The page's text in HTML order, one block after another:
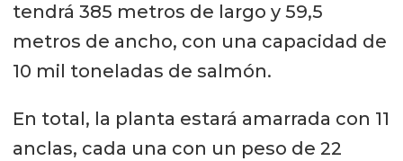
tendrá 385 metros de largo y 59,5
metros de ancho, con una capacidad de
10 mil toneladas de salmón.
En total, la planta estará amarrada con 11
anclas, cada una con un peso de 22